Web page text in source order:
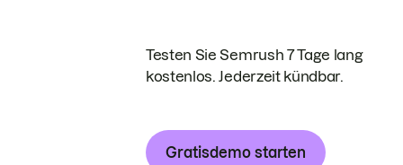
Testen Sie Semrush 7 Tage lang
kostenlos. Jederzeit kündbar.
Gratisdemo starten